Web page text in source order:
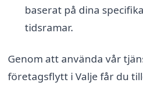
baserat på dina
tidsramar.
Genom att använda vår
företagsflytt i Valje får du